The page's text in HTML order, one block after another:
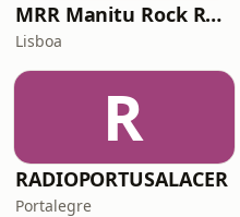
MRR Manitu Rock Radio
Lisboa
R
RADIOPORTUSALACER
Portalegre